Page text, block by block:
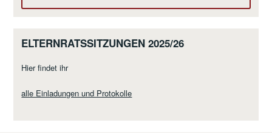
ELTERNRATSSITZUNGEN 2025/26
Hier findet ihr
alle Einladungen und Protokolle